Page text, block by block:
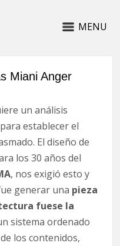
MENU
Miani Anger
un análisis
establecer el
El diseño de
los 30 años del
, nos exigió esto y
generar una pieza
fuese la
sistema ordenado
los contenidos,